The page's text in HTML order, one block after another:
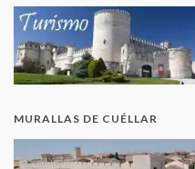
MURALLAS DE CUÉLLAR